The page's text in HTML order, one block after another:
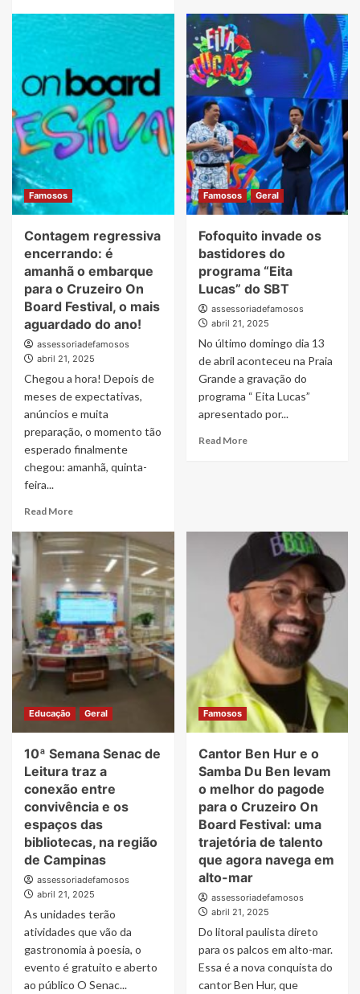
encerrando:
é
amanhã
o
embarque
para
o
Board
o
mais
aguardado
ano!
de
Saúde
lança
campanha
“Se
pode
ser
dengue,
pode
ser
grave”
assinada
pela
Calia
Famosos
Contagem regressiva
encerrando: é
amanhã o embarque
para o Cruzeiro On
Board Festival, o mais
aguardado do ano!
assessoriadefamosos
abril 21, 2025
Chegou a hora! Depois de
meses de expectativas,
anúncios e muita
preparação, o momento tão
esperado finalmente
chegou: amanhã, quinta-
feira...
Read MoreRead
about
Contagem
regressiva
encerrando:
é
o
embarque
para
o
Cruzeiro
On
Board
o
mais
aguardado
ano!
Famosos Geral
Fofoquito invade os
bastidores do
programa “Eita
Lucas” do SBT
assessoriadefamosos
abril 21, 2025
No último domingo dia 13
de abril aconteceu na Praia
Grande a gravação do
programa “ Eita Lucas”
apresentado por...
Read MoreRead
bastidores
do
programa
Lucas”
SBT
Educação Geral
10ª Semana Senac de
Leitura traz a
conexão entre
convivência e os
espaços das
bibliotecas, na região
de Campinas
assessoriadefamosos
abril 21, 2025
As unidades terão
atividades que vão da
gastronomia à poesia, o
evento é gratuito e aberto
ao público O Senac...
Famosos
Cantor Ben Hur e o
Samba Du Ben levam
o melhor do pagode
para o Cruzeiro On
Board Festival: uma
trajetória de talento
que agora navega em
alto-mar
assessoriadefamosos
abril 21, 2025
Do litoral paulista direto
para os palcos em alto-mar.
Essa é a nova conquista do
cantor Ben Hur, que